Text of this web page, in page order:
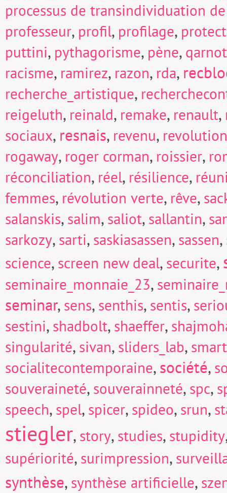
processus de transindividuation
professeur, profil, profilage,
puttini, pythagorisme, pène, qarnot
racisme, ramirez, razon, rda,
recherche_artistique,
reigeluth, reinald, remake, renault,
sociaux, resnais, revenu, revolution
rogaway, roger corman, roissier,
réconciliation, réel, résilience,
femmes, révolution verte, rêve,
salanskis, salim, saliot, sallantin,
sarkozy, sarti, saskiasassen, sassen,
science, screen new deal, securite,
seminaire_monnaie_23,
seminar, sens, senthis, sentis,
sestini, shadbolt, shaeffer,
singularité, sivan, sliders_lab,
socialitecontemporaine,société,
souveraineté, souverainneté, spc,
speech, spel, spicer, spideo, srun,
stiegler, story, studies, stupidity
supériorité, surimpression,
synthèse, synthèse artificielle,